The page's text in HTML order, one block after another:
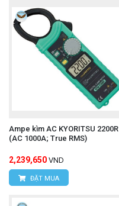
Ampe kìm AC KYORITSU 2200R
(AC 1000A; True RMS)
2,239,650 VND
ĐẶT MUA